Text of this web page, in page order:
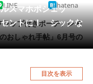
・CD
スマホポシェッ
ントに！ シックな
LINE hatena
ップ付きポーチ、レモ
おしゃれ手帖」6月号の
目次を表示